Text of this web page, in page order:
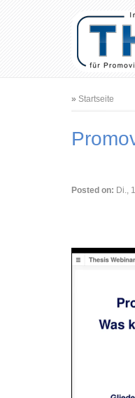
Startseite
Posted on: Di.,